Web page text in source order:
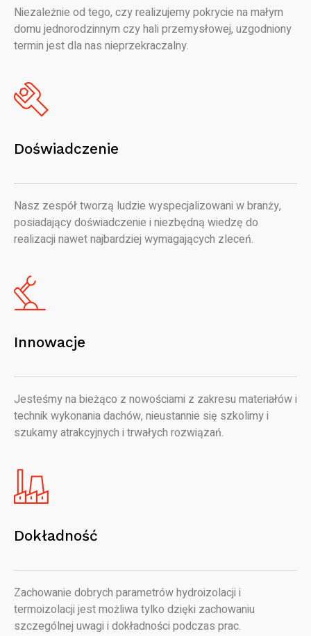
Niezależnie od tego, czy realizujemy pokrycie na małym
domu jednorodzinnym czy hali przemysłowej, uzgodniony
termin jest dla nas nieprzekraczalny.
Doświadczenie
Nasz zespół tworzą ludzie wyspecjalizowani w branży,
posiadający doświadczenie i niezbędną wiedzę do
realizacji nawet najbardziej wymagających zleceń.
Innowacje
Jesteśmy na bieżąco z nowościami z zakresu materiałów i
technik wykonania dachów, nieustannie się szkolimy i
szukamy atrakcyjnych i trwałych rozwiązań.
Dokładność
Zachowanie dobrych parametrów hydroizolacji i
termoizolacji jest możliwa tylko dzięki zachowaniu
szczególnej uwagi i dokładności podczas prac.